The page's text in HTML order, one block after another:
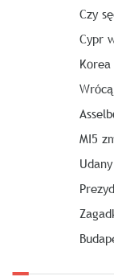
Czy
Cypr
MI5